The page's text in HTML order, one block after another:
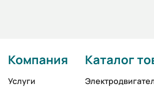
Компания
Услуги
Каталог